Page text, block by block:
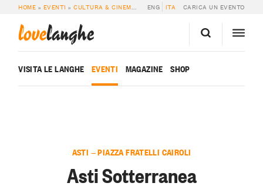
HOME » EVENTI »CULTURA & CINEMA » ASTI SOTTERRANEA
ENG ITA CARICA UN EVENTO
lovelanghe
VISITA LE LANGHE EVENTI MAGAZINE SHOP
ASTI — PIAZZA FRATELLI CAIROLI
Asti Sotterranea